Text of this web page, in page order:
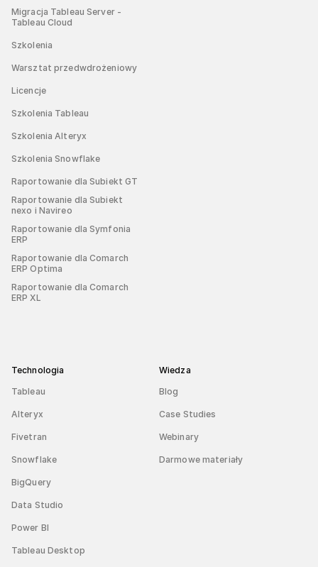
Migracja Tableau Server -
Tableau Cloud
Szkolenia
Warsztat przedwdrożeniowy
Licencje
Szkolenia Tableau
Szkolenia Alteryx
Szkolenia Snowflake
Raportowanie dla Subiekt GT
Raportowanie dla Subiekt
nexo i Navireo
Raportowanie dla Symfonia
ERP
Raportowanie dla Comarch
ERP Optima
Raportowanie dla Comarch
ERP XL
Technologia
Tableau
Alteryx
Fivetran
Snowflake
BigQuery
Data Studio
Power BI
Tableau Desktop
Wiedza
Blog
Case Studies
Webinary
Darmowe materiały